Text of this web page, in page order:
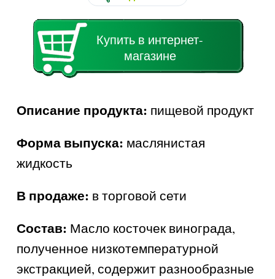
Купить в интернет-
магазине
Описание продукта: пищевой продукт
Форма выпуска: маслянистая
жидкость
В продаже: в торговой сети
Состав: Масло косточек винограда,
полученное низкотемпературной
экстракцией, содержит разнообразные